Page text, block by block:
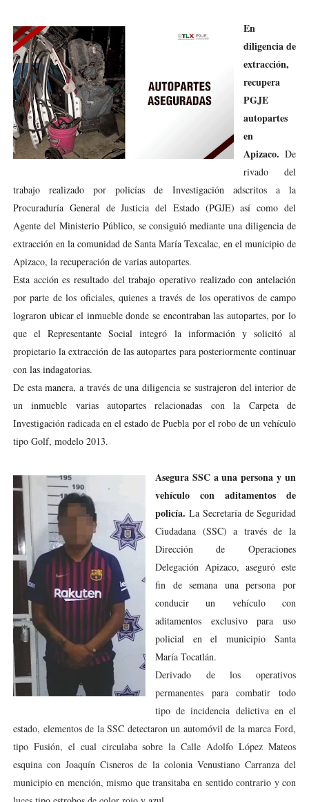
En
diligencia de
extracción,
recupera
PGJE
autopartes
en
Apizaco.De
rivado del
trabajo realizado por policías de Investigación adscritos a la
Procuraduría General de Justicia del Estado (PGJE) así como del
Agente del Ministerio Público, se consiguió mediante una diligencia de
extracción en la comunidad de Santa María Texcalac, en el municipio de
Apizaco, la recuperación de varias autopartes.
Esta acción es resultado del trabajo operativo realizado con antelación
por parte de los oficiales, quienes a través de los operativos de campo
lograron ubicar el inmueble donde se encontraban las autopartes, por lo
que el Representante Social integró la información y solicitó al
propietario la extracción de las autopartes para posteriormente continuar
con las indagatorias.
De esta manera, a través de una diligencia se sustrajeron del interior de
un inmueble varias autopartes relacionadas con la Carpeta de
Investigación radicada en el estado de Puebla por el robo de un vehículo
tipo Golf, modelo 2013.
Asegura SSC a una persona y un
vehículo con aditamentos de
policía.La Secretaría de Seguridad
Ciudadana (SSC) a través de la
Dirección de Operaciones
Delegación Apizaco, aseguró este
fin de semana una persona por
conducir un vehículo con
aditamentos exclusivo para uso
policial en el municipio Santa
María Tocatlán.
Derivado de los operativos
permanentes para combatir todo
tipo de incidencia delictiva en el
estado, elementos de la SSC detectaron un automóvil de la marca Ford,
tipo Fusión, el cual circulaba sobre la Calle Adolfo López Mateos
esquina con Joaquín Cisneros de la colonia Venustiano Carranza del
municipio en mención, mismo que transitaba en sentido contrario y con